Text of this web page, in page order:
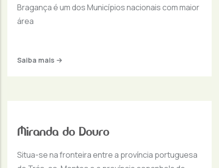
Bragança é um dos Municípios nacionais com maior
área
Saiba mais
Miranda do Douro
Situa-se na fronteira entre a província portuguesa